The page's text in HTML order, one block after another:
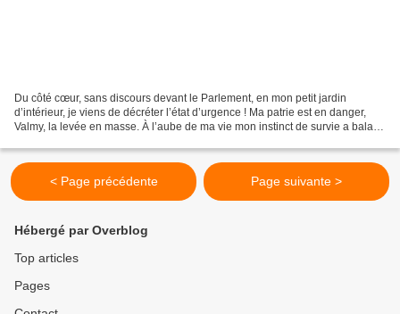
Du côté cœur, sans discours devant le Parlement, en mon petit jardin
d’intérieur, je viens de décréter l’état d’urgence ! Ma patrie est en danger,
Valmy, la levée en masse. À l’aube de ma vie mon instinct de survie a balayé
< Page précédente Page suivante >
Hébergé par Overblog
Top articles
Pages